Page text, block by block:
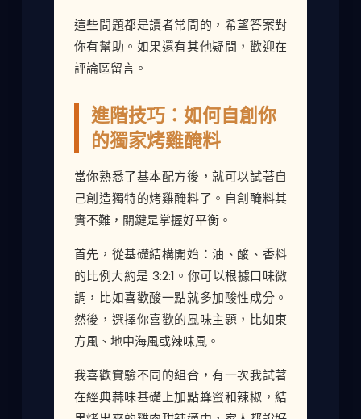
這些問題都是讀者常問的，希望答案對
你有幫助。如果還有其他疑問，歡迎在
評論區留言。
進階技巧：如何自創你
的獨家烤雞醃料
當你熟悉了基本配方後，就可以試著自
己創造獨特的烤雞醃料了。自創醃料其
實不難，關鍵是掌握好平衡。
首先，從基礎結構開始：油、酸、香料
的比例大約是 3:2:1。你可以根據口味微
調，比如喜歡酸一點就多加酸性成分。
然後，選擇你喜歡的風味主題，比如東
方風、地中海風或辣味風。
我喜歡實驗不同的組合，有一次我試著
在經典蒜味基礎上加點蜂蜜和辣椒，結